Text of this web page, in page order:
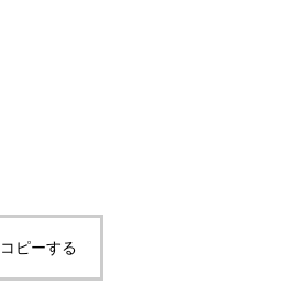
的判断のゆらぎと限界
ピーする